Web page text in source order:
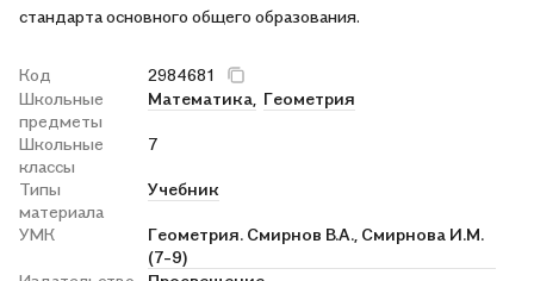
стандарта основного общего образования.
Код
2984681
Школьные
предметы
Математика, Геометрия
Школьные
классы
7
Типы
материала
Учебник
УМК
Геометрия. Смирнов В.А., Смирнова И.М.
(7-9)